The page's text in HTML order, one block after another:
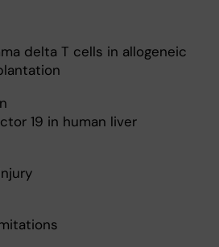
delta T cells in allogeneic
19 in human liver